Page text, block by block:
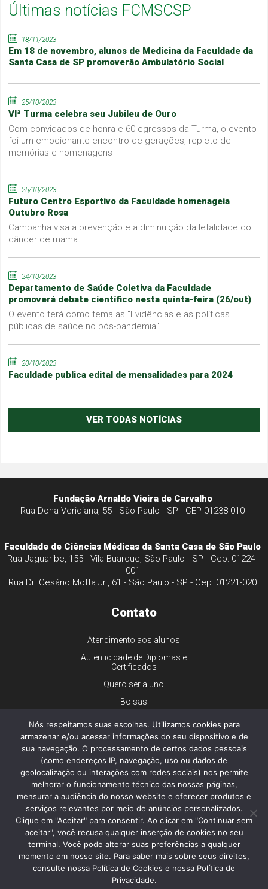
Últimas notícias FCMSCSP
18/11/2023
Em 18 de novembro, alunos de Medicina da Faculdade da
Santa Casa de SP promoverão Ambulatório Social
25/10/2023
VIª Turma celebra seu Jubileu de Ouro
Com convidados de honra e 60 egressos da Turma, o evento
foi um emocionante encontro de gerações, repleto de
memórias e homenagens
25/10/2023
Futuro Centro Esportivo da Faculdade homenageia
Outubro Rosa
Campanha visa a prevenção e a diminuição da letalidade do
câncer de mama
24/10/2023
Departamento de Saúde Coletiva da Faculdade
promoverá debate científico nesta quinta-feira (26/out)
O evento terá como tema as "Evidências e as políticas
públicas de saúde no pós-pandemia"
20/10/2023
Faculdade publica edital de mensalidades para 2024
VER TODAS NOTÍCIAS
Fundação Arnaldo Vieira de Carvalho
Rua Dona Veridiana, 55 - São Paulo - SP - CEP 01238-010
Faculdade de Ciências Médicas da Santa Casa de São Paulo
Rua Jaguaribe, 155 - Vila Buarque, São Paulo - SP - Cep: 01224-
001
Rua Dr. Cesário Motta Jr., 61 - São Paulo - SP - Cep: 01221-020
Contato
Atendimento aos alunos
Autenticidade de Diplomas e
Certificados
Quero ser aluno
Bolsas
Trabalhe conosco
Imprensa
Ouvidoria
Dúvidas gerais
© 2026 - Faculdade de Ciências Médicas da Santa Casa de São
Paulo - Todos os direitos reservados.
Política de Privacidade e Cookies
Nós respeitamos suas escolhas. Utilizamos cookies para
armazenar e/ou acessar informações do seu dispositivo e de
sua navegação. O processamento de certos dados pessoais
(como endereços IP, navegação, uso ou dados de
geolocalização ou interações com redes sociais) nos permite
melhorar o funcionamento técnico das nossas páginas,
mensurar a audiência do nosso website e oferecer produtos e
serviços relevantes por meio de anúncios personalizados.
Clique em "Aceitar" para consentir. Ao clicar em "Continuar sem
aceitar", você recusa qualquer inserção de cookies no seu
terminal. Você pode alterar suas preferências a qualquer
momento em nosso site. Para saber mais sobre seus direitos,
consulte nossa Política de Cookies e nossa Política de
Privacidade.